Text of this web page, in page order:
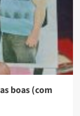
boas (com